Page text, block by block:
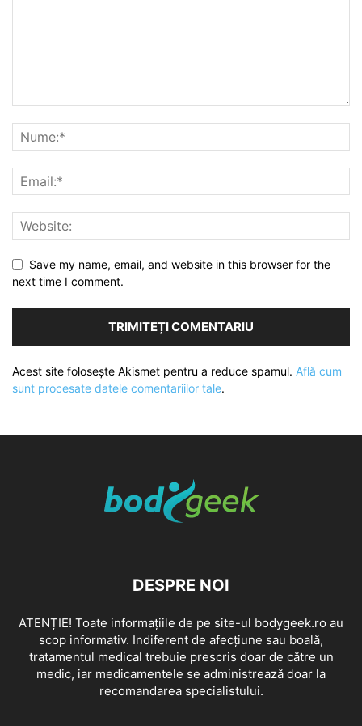
Save my name, email, and website in this browser for the
next time I comment.
Acest site folosește Akismet pentru a reduce spamul. Află cum
sunt procesate datele comentariilor tale.
DESPRE NOI
ATENȚIE! Toate informațiile de pe site-ul bodygeek.ro au
scop informativ. Indiferent de afecțiune sau boală,
tratamentul medical trebuie prescris doar de către un
medic, iar medicamentele se administrează doar la
recomandarea specialistului.